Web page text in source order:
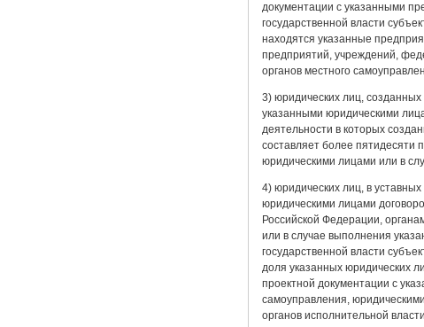
документации с указанными
государственной власти
находятся указанные
предприятий, учреждений,
органов местного
3) юридических лиц,
указанными юридическими
деятельности в которых
составляет более пятидесяти
юридическими лицами или в
4) юридических лиц, в
юридическими лицами
Российской Федерации,
или в случае выполнения
государственной власти
доля указанных юридических
проектной документации с
самоуправления,
органов исполнительной